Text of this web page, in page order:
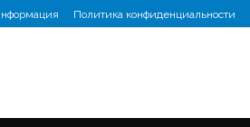
Политика конфиденциальности